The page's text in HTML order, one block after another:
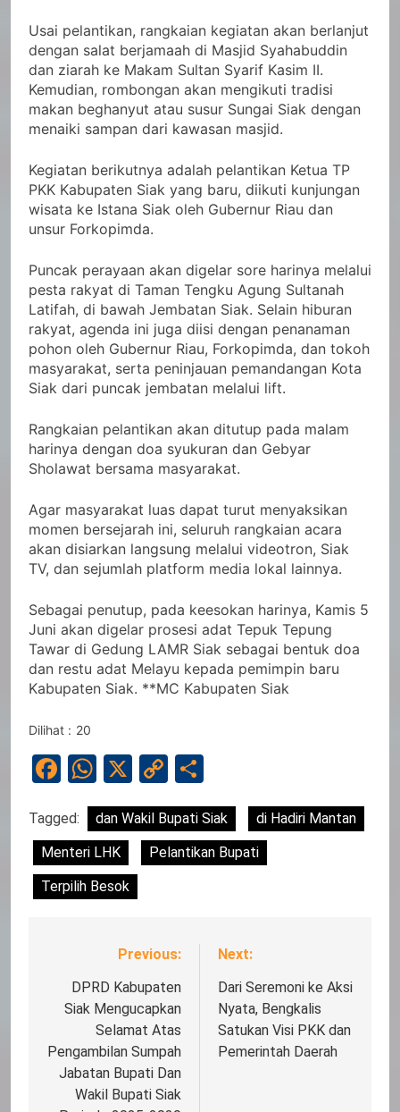
Usai pelantikan, rangkaian kegiatan akan berlanjut
dengan salat berjamaah di Masjid Syahabuddin
dan ziarah ke Makam Sultan Syarif Kasim II.
Kemudian, rombongan akan mengikuti tradisi
makan beghanyut atau susur Sungai Siak dengan
menaiki sampan dari kawasan masjid.
Kegiatan berikutnya adalah pelantikan Ketua TP
PKK Kabupaten Siak yang baru, diikuti kunjungan
wisata ke Istana Siak oleh Gubernur Riau dan
unsur Forkopimda.
Puncak perayaan akan digelar sore harinya melalui
pesta rakyat di Taman Tengku Agung Sultanah
Latifah, di bawah Jembatan Siak. Selain hiburan
rakyat, agenda ini juga diisi dengan penanaman
pohon oleh Gubernur Riau, Forkopimda, dan tokoh
masyarakat, serta peninjauan pemandangan Kota
Siak dari puncak jembatan melalui lift.
Rangkaian pelantikan akan ditutup pada malam
harinya dengan doa syukuran dan Gebyar
Sholawat bersama masyarakat.
Agar masyarakat luas dapat turut menyaksikan
momen bersejarah ini, seluruh rangkaian acara
akan disiarkan langsung melalui videotron, Siak
TV, dan sejumlah platform media lokal lainnya.
Sebagai penutup, pada keesokan harinya, Kamis 5
Juni akan digelar prosesi adat Tepuk Tepung
Tawar di Gedung LAMR Siak sebagai bentuk doa
dan restu adat Melayu kepada pemimpin baru
Kabupaten Siak. **MC Kabupaten Siak
Dilihat : 20
Facebook
WhatsApp
X
Copy
Link
Tagged: dan Wakil Bupati Siak
di Hadiri Mantan
Menteri LHK
Pelantikan Bupati
Terpilih Besok
Navigasi
pos
Previous:
DPRD Kabupaten
Siak Mengucapkan
Selamat Atas
Pengambilan Sumpah
Jabatan Bupati Dan
Wakil Bupati Siak
Next:
Dari Seremoni ke Aksi
Nyata, Bengkalis
Satukan Visi PKK dan
Pemerintah Daerah